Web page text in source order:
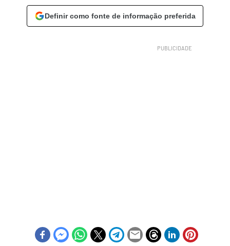
Definir como fonte de informação preferida